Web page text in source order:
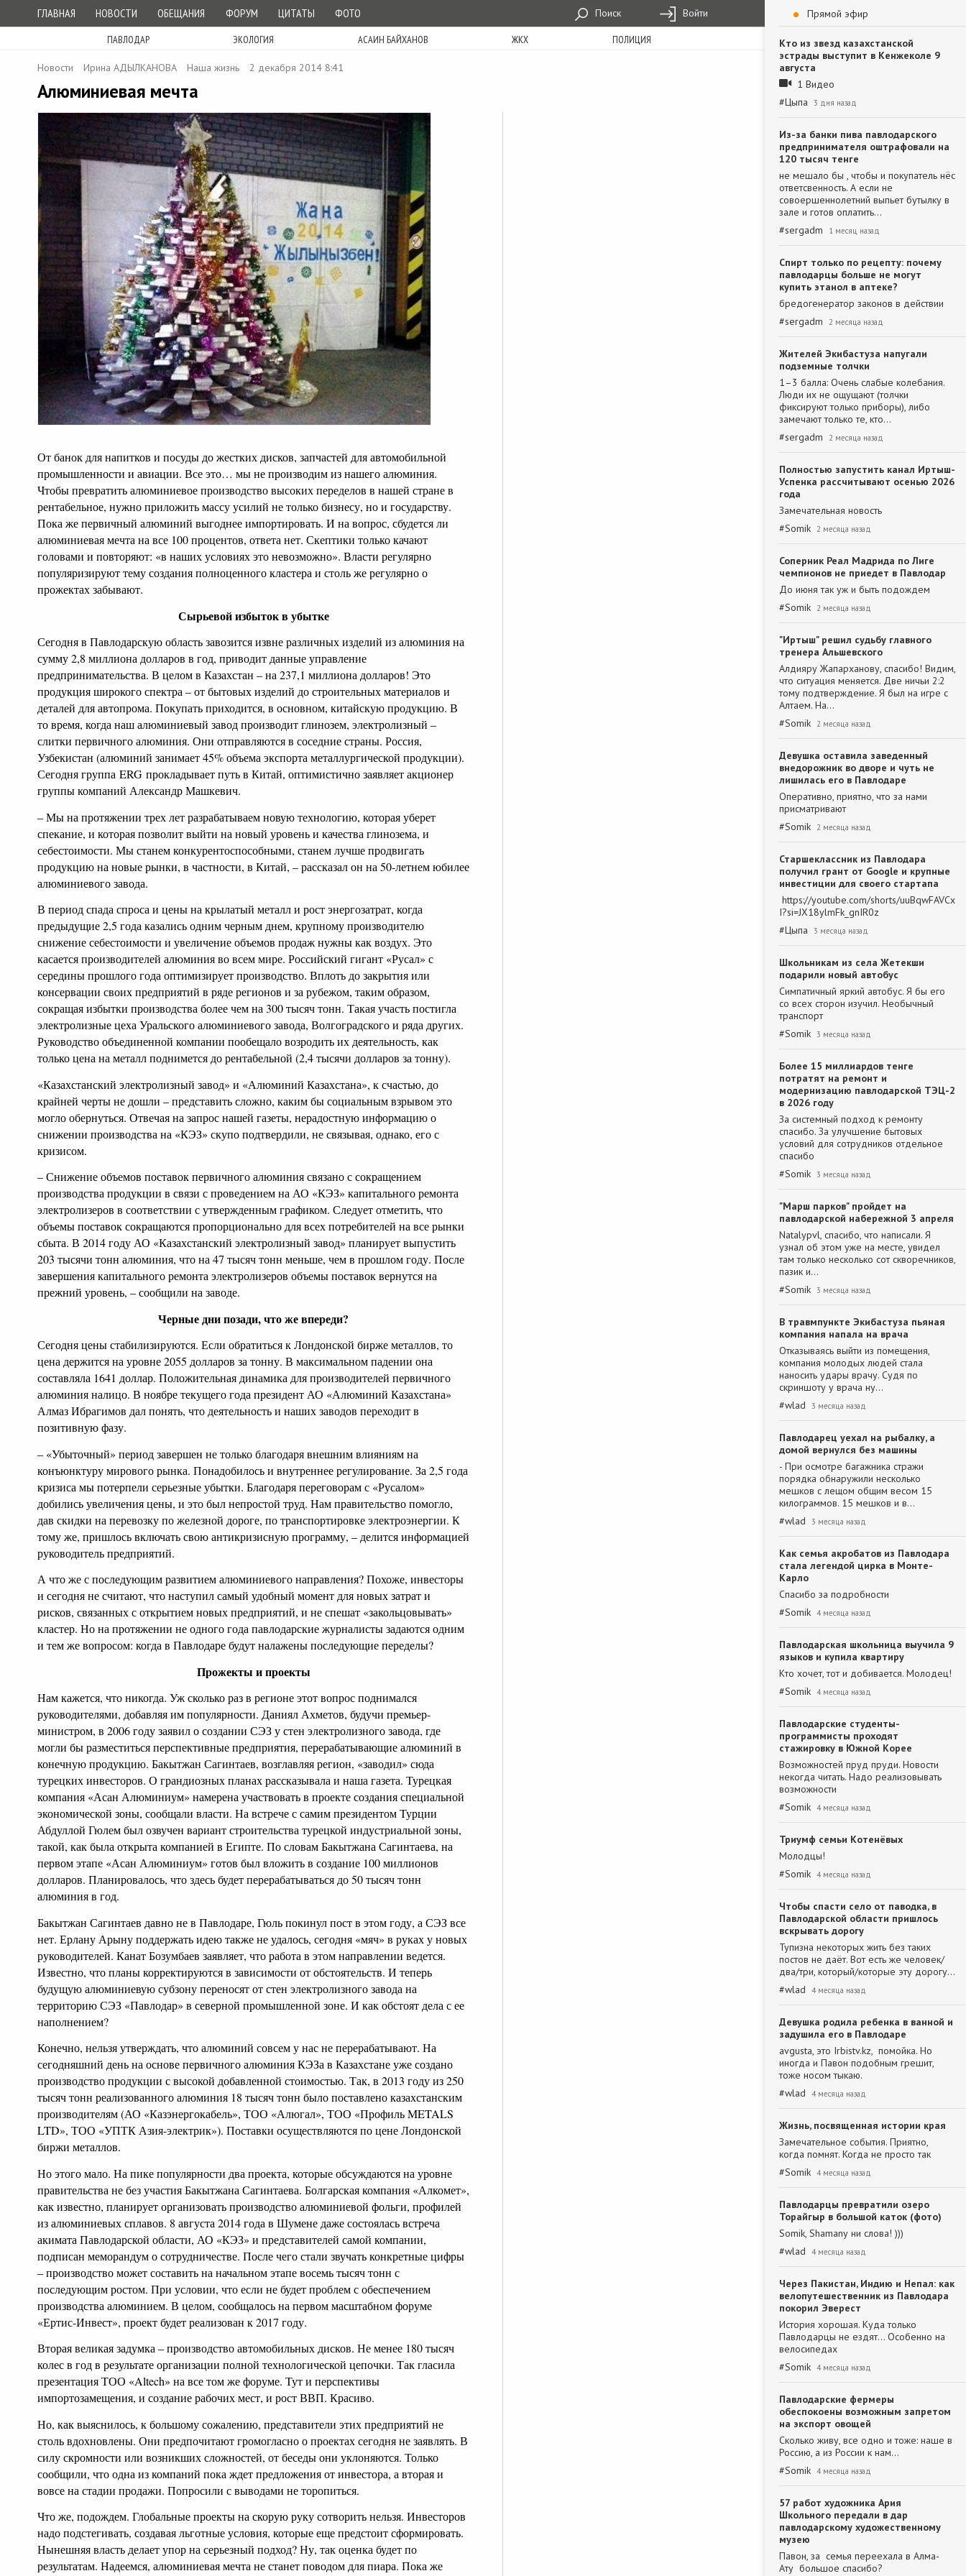
ГЛАВНАЯ НОВОСТИ ОБЕЩАНИЯ ФОРУМ ЦИТАТЫ ФОТО Поиск Войти
ПАВЛОДАР ЭКОЛОГИЯ АСАИН БАЙХАНОВ ЖКХ ПОЛИЦИЯ
Новости Ирина АДЫЛКАНОВА Наша жизнь 2 декабря 2014 8:41
Алюминиевая мечта
От банок для напитков и посуды до жестких дисков, запчастей для автомобильной
промышленности и авиации. Все это… мы не производим из нашего алюминия.
Чтобы превратить алюминиевое производство высоких переделов в нашей стране в
рентабельное, нужно приложить массу усилий не только бизнесу, но и государству.
Пока же первичный алюминий выгоднее импортировать. И на вопрос, сбудется ли
алюминиевая мечта на все 100 процентов, ответа нет. Скептики только качают
головами и повторяют: «в наших условиях это невозможно». Власти регулярно
популяризируют тему создания полноценного кластера и столь же регулярно о
прожектах забывают.
Сырьевой избыток в убытке
Сегодня в Павлодарскую область завозится извне различных изделий из алюминия на
сумму 2,8 миллиона долларов в год, приводит данные управление
предпринимательства. В целом в Казахстан – на 237,1 миллиона долларов! Это
продукция широкого спектра – от бытовых изделий до строительных материалов и
деталей для автопрома. Покупать приходится, в основном, китайскую продукцию. В
то время, когда наш алюминиевый завод производит глинозем, электролизный –
слитки первичного алюминия. Они отправляются в соседние страны. Россия,
Узбекистан (алюминий занимает 45% объема экспорта металлургической продукции).
Сегодня группа ERG прокладывает путь в Китай, оптимистично заявляет акционер
группы компаний Александр Машкевич.
– Мы на протяжении трех лет разрабатываем новую технологию, которая уберет
спекание, и которая позволит выйти на новый уровень и качества глинозема, и
себестоимости. Мы станем конкурентоспособными, станем лучше продвигать
продукцию на новые рынки, в частности, в Китай, – рассказал он на 50-летнем юбилее
алюминиевого завода.
В период спада спроса и цены на крылатый металл и рост энергозатрат, когда
предыдущие 2,5 года казались одним черным днем, крупному производителю
снижение себестоимости и увеличение объемов продаж нужны как воздух. Это
касается производителей алюминия во всем мире. Российский гигант «Русал» с
середины прошлого года оптимизирует производство. Вплоть до закрытия или
консервации своих предприятий в ряде регионов и за рубежом, таким образом,
сокращая избытки производства более чем на 300 тысяч тонн. Такая участь постигла
электролизные цеха Уральского алюминиевого завода, Волгоградского и ряда других.
Руководство объединенной компании пообещало возродить их деятельность, как
только цена на металл поднимется до рентабельной (2,4 тысячи долларов за тонну).
«Казахстанский электролизный завод» и «Алюминий Казахстана», к счастью, до
крайней черты не дошли – представить сложно, каким бы социальным взрывом это
могло обернуться. Отвечая на запрос нашей газеты, нерадостную информацию о
снижении производства на «КЭЗ» скупо подтвердили, не связывая, однако, его с
кризисом.
– Снижение объемов поставок первичного алюминия связано с сокращением
производства продукции в связи с проведением на АО «КЭЗ» капитального ремонта
электролизеров в соответствии с утвержденным графиком. Следует отметить, что
объемы поставок сокращаются пропорционально для всех потребителей на все рынки
сбыта. В 2014 году АО «Казахстанский электролизный завод» планирует выпустить
203 тысячи тонн алюминия, что на 47 тысяч тонн меньше, чем в прошлом году. После
завершения капитального ремонта электролизеров объемы поставок вернутся на
прежний уровень, – сообщили на заводе.
Черные дни позади, что же впереди?
Сегодня цены стабилизируются. Если обратиться к Лондонской бирже металлов, то
цена держится на уровне 2055 долларов за тонну. В максимальном падении она
составляла 1641 доллар. Положительная динамика для производителей первичного
алюминия налицо. В ноябре текущего года президент АО «Алюминий Казахстана»
Алмаз Ибрагимов дал понять, что деятельность и наших заводов переходит в
позитивную фазу.
– «Убыточный» период завершен не только благодаря внешним влияниям на
конъюнктуру мирового рынка. Понадобилось и внутреннее регулирование. За 2,5 года
кризиса мы потерпели серьезные убытки. Благодаря переговорам с «Русалом»
добились увеличения цены, и это был непростой труд. Нам правительство помогло,
дав скидки на перевозку по железной дороге, по транспортировке электроэнергии. К
тому же, пришлось включать свою антикризисную программу, – делится информацией
руководитель предприятий.
А что же с последующим развитием алюминиевого направления? Похоже, инвесторы
и сегодня не считают, что наступил самый удобный момент для новых затрат и
рисков, связанных с открытием новых предприятий, и не спешат «закольцовывать»
кластер. Но на протяжении не одного года павлодарские журналисты задаются одним
и тем же вопросом: когда в Павлодаре будут налажены последующие переделы?
Прожекты и проекты
Нам кажется, что никогда. Уж сколько раз в регионе этот вопрос поднимался
руководителями, добавляя им популярности. Даниял Ахметов, будучи премьер-
министром, в 2006 году заявил о создании СЭЗ у стен электролизного завода, где
могли бы разместиться перспективные предприятия, перерабатывающие алюминий в
конечную продукцию. Бакытжан Сагинтаев, возглавляя регион, «заводил» сюда
турецких инвесторов. О грандиозных планах рассказывала и наша газета. Турецкая
компания «Асан Алюминиум» намерена участвовать в проекте создания специальной
экономической зоны, сообщали власти. На встрече с самим президентом Турции
Абдуллой Гюлем был озвучен вариант строительства турецкой индустриальной зоны,
такой, как была открыта компанией в Египте. По словам Бакытжана Сагинтаева, на
первом этапе «Асан Алюминиум» готов был вложить в создание 100 миллионов
долларов. Планировалось, что здесь будет перерабатываться до 50 тысяч тонн
алюминия в год.
Бакытжан Сагинтаев давно не в Павлодаре, Гюль покинул пост в этом году, а СЭЗ все
нет. Ерлану Арыну поддержать идею также не удалось, сегодня «мяч» в руках у новых
руководителей. Канат Бозумбаев заявляет, что работа в этом направлении ведется.
Известно, что планы корректируются в зависимости от обстоятельств. И теперь
будущую алюминиевую субзону переносят от стен электролизного завода на
территорию СЭЗ «Павлодар» в северной промышленной зоне. И как обстоят дела с ее
наполнением?
Конечно, нельзя утверждать, что алюминий совсем у нас не перерабатывают. На
сегодняшний день на основе первичного алюминия КЭЗа в Казахстане уже создано
производство продукции с высокой добавленной стоимостью. Так, в 2013 году из 250
тысяч тонн реализованного алюминия 18 тысяч тонн было поставлено казахстанским
производителям (АО «Казэнергокабель», ТОО «Алюгал», ТОО «Профиль METALS
LTD», ТОО «УПТК Азия-электрик»). Поставки осуществляются по цене Лондонской
биржи металлов.
Но этого мало. На пике популярности два проекта, которые обсуждаются на уровне
правительства не без участия Бакытжана Сагинтаева. Болгарская компания «Алкомет»,
как известно, планирует организовать производство алюминиевой фольги, профилей
из алюминиевых сплавов. 8 августа 2014 года в Шумене даже состоялась встреча
акимата Павлодарской области, АО «КЭЗ» и представителей самой компании,
подписан меморандум о сотрудничестве. После чего стали звучать конкретные цифры
– производство может составить на начальном этапе восемь тысяч тонн с
последующим ростом. При условии, что если не будет проблем с обеспечением
производства алюминием. В целом, сообщалось на первом масштабном форуме
«Ертис-Инвест», проект будет реализован к 2017 году.
Вторая великая задумка – производство автомобильных дисков. Не менее 180 тысяч
колес в год в результате организации полной технологической цепочки. Так гласила
презентация ТОО «Altech» на все том же форуме. Тут и перспективы
импортозамещения, и создание рабочих мест, и рост ВВП. Красиво.
Но, как выяснилось, к большому сожалению, представители этих предприятий не
столь вдохновлены. Они предпочитают громогласно о проектах сегодня не заявлять. В
силу скромности или возникших сложностей, от беседы они уклоняются. Только
сообщили, что одна из компаний пока ждет предложения от инвестора, а вторая и
вовсе на стадии продажи. Попросили с выводами не торопиться.
Что же, подождем. Глобальные проекты на скорую руку сотворить нельзя. Инвесторов
надо подстегивать, создавая льготные условия, которые еще предстоит сформировать.
Нынешняя власть делает упор на серьезный подход? Ну, так оценка будет по
результатам. Надеемся, алюминиевая мечта не станет поводом для пиара. Пока же
Прямой эфир
Кто из звезд казахстанской
эстрады выступит в Кенжеколе 9
августа
1 Видео
#Цыпа 3 дня назад
Из-за банки пива павлодарского
предпринимателя оштрафовали на
120 тысяч тенге
не мешало бы , чтобы и покупатель нёс
ответсвенность. А если не
совоершеннолетний выпьет бутылку в
зале и готов оплатить…
#sergadm 1 месяц назад
Спирт только по рецепту: почему
павлодарцы больше не могут
купить этанол в аптеке?
бредогенератор законов в действии
#sergadm 2 месяца назад
Жителей Экибастуза напугали
подземные толчки
1–3 балла: Очень слабые колебания.
Люди их не ощущают (толчки
фиксируют только приборы), либо
замечают только те, кто…
#sergadm 2 месяца назад
Полностью запустить канал Иртыш-
Успенка рассчитывают осенью 2026
года
Замечательная новость
#Somik 2 месяца назад
Соперник Реал Мадрида по Лиге
чемпионов не приедет в Павлодар
До июня так уж и быть подождем
#Somik 2 месяца назад
"Иртыш" решил судьбу главного
тренера Альшевского
Алдияру Жапарханову, спасибо! Видим,
что ситуация меняется. Две ничьи 2:2
тому подтверждение. Я был на игре с
Алтаем. На…
#Somik 2 месяца назад
Девушка оставила заведенный
внедорожник во дворе и чуть не
лишилась его в Павлодаре
Оперативно, приятно, что за нами
присматривают
#Somik 2 месяца назад
Старшеклассник из Павлодара
получил грант от Google и крупные
инвестиции для своего стартапа
https://youtube.com/shorts/uuBqwFAVCx
I?si=JX18ylmFk_gnIR0z
#Цыпа 3 месяца назад
Школьникам из села Жетекши
подарили новый автобус
Симпатичный яркий автобус. Я бы его
со всех сторон изучил. Необычный
транспорт
#Somik 3 месяца назад
Более 15 миллиардов тенге
потратят на ремонт и
модернизацию павлодарской ТЭЦ-2
в 2026 году
За системный подход к ремонту
спасибо. За улучшение бытовых
условий для сотрудников отдельное
спасибо
#Somik 3 месяца назад
"Марш парков" пройдет на
павлодарской набережной 3 апреля
Natalypvl, спасибо, что написали. Я
узнал об этом уже на месте, увидел
там только несколько сот скворечников,
пазик и…
#Somik 3 месяца назад
В травмпункте Экибастуза пьяная
компания напала на врача
Отказываясь выйти из помещения,
компания молодых людей стала
наносить удары врачу. Судя по
скриншоту у врача ну…
#wlad 3 месяца назад
Павлодарец уехал на рыбалку, а
домой вернулся без машины
- При осмотре багажника стражи
порядка обнаружили несколько
мешков с лещом общим весом 15
килограммов. 15 мешков и в…
#wlad 3 месяца назад
Как семья акробатов из Павлодара
стала легендой цирка в Монте-
Карло
Спасибо за подробности
#Somik 4 месяца назад
Павлодарская школьница выучила 9
языков и купила квартиру
Кто хочет, тот и добивается. Молодец!
#Somik 4 месяца назад
Павлодарские студенты-
программисты проходят
стажировку в Южной Корее
Возможностей пруд пруди. Новости
некогда читать. Надо реализовывать
возможности
#Somik 4 месяца назад
Триумф семьи Котенёвых
Молодцы!
#Somik 4 месяца назад
Чтобы спасти село от паводка, в
Павлодарской области пришлось
вскрывать дорогу
Тупизна некоторых жить без таких
постов не даёт. Вот есть же человек/
два/три, который/которые эту дорогу…
#wlad 4 месяца назад
Девушка родила ребенка в ванной и
задушила его в Павлодаре
avgusta, это Irbistv.kz, помойка. Но
иногда и Павон подобным грешит,
тоже носом тыкаю.
#wlad 4 месяца назад
Жизнь, посвященная истории края
Замечательное события. Приятно,
когда помнят. Когда не просто так
#Somik 4 месяца назад
Павлодарцы превратили озеро
Торайгыр в большой каток (фото)
Somik, Shamanу ни слова! )))
#wlad 4 месяца назад
Через Пакистан, Индию и Непал: как
велопутешественник из Павлодара
покорил Эверест
История хорошая. Куда только
Павлодарцы не ездят... Особенно на
велосипедах
#Somik 4 месяца назад
Павлодарские фермеры
обеспокоены возможным запретом
на экспорт овощей
Сколько живу, все одно и тоже: наше в
Россию, а из России к нам...
#Somik 4 месяца назад
57 работ художника Ария
Школьного передали в дар
павлодарскому художественному
музею
Павон, за семья переехала в Алма-
Ату большое спасибо?